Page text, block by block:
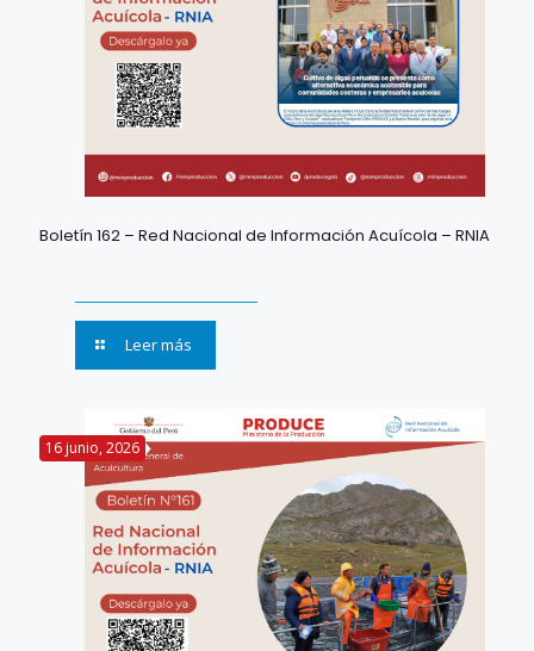
Boletín 162 – Red Nacional de Información Acuícola – RNIA
Leer más
16 junio, 2026